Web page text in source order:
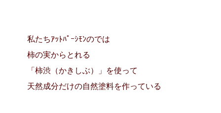
私たちｱｯﾄﾊﾟｰｼﾓﾝのでは
柿の実からとれる
「柿渋（かきしぶ）」を使って
天然成分だけの自然塗料を作っている